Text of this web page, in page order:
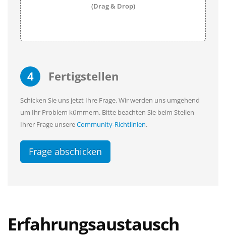
(Drag & Drop)
4 Fertigstellen
Schicken Sie uns jetzt Ihre Frage. Wir werden uns umgehend
um Ihr Problem kümmern. Bitte beachten Sie beim Stellen
Ihrer Frage unsereCommunity-Richtlinien.
Frage abschicken
Erfahrungsaustausch